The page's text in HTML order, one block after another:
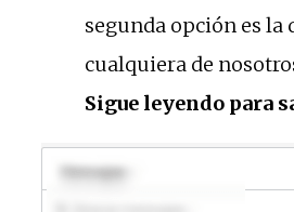
segunda opción es la
cualquiera de
Sigue leyendo para